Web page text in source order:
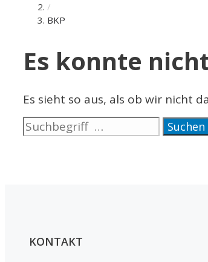
/
BKP
Es konnte
Es sieht so aus, als ob wir nicht
Suche
nach:
KONTAKT